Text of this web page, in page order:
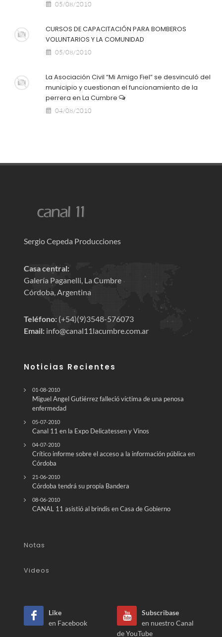
05/08/2010
CURSOS DE CAPACITACIÓN PARA BOMBEROS
VOLUNTARIOS Y LA COMUNIDAD
05/08/2010
La Asociación Civil “Mi Amigo Fiel” se desvinculó del
municipio y cuestionan el funcionamiento de la
perrera en La Cumbre
04/08/2010
Sergio Cepeda Producciones
Casa central:
Galería Paganelli, La Cumbre
Córdoba, Argentina
Teléfono: (+54)(9)3548-576073
Email: info@canal11lacumbre.com.ar
Noticias Recientes
01-08-2010
Miguel Angel Gutiérrez falleció víctima de una penosa
enfermedad
05-07-2010
Canal 11 en la Expo Delicatessen y Vinos
04-07-2010
Crítico informe sobre el acceso a la información pública en
Córdoba
21-06-2010
Córdoba tendrá su propia Bandera
08-06-2010
CANAL 11 asistió al brindis en Casa de Gobierno
Notas
Videos
Like
en Facebook
Subscribase
en nuestro Canal
de YouTube